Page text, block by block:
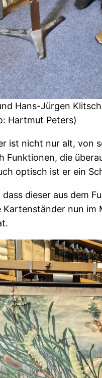
Hans-Jürgen
Hartmut Peters)
ist nicht nur alt, von
Funktionen, die
optisch ist er ein
dieser aus dem
nun im